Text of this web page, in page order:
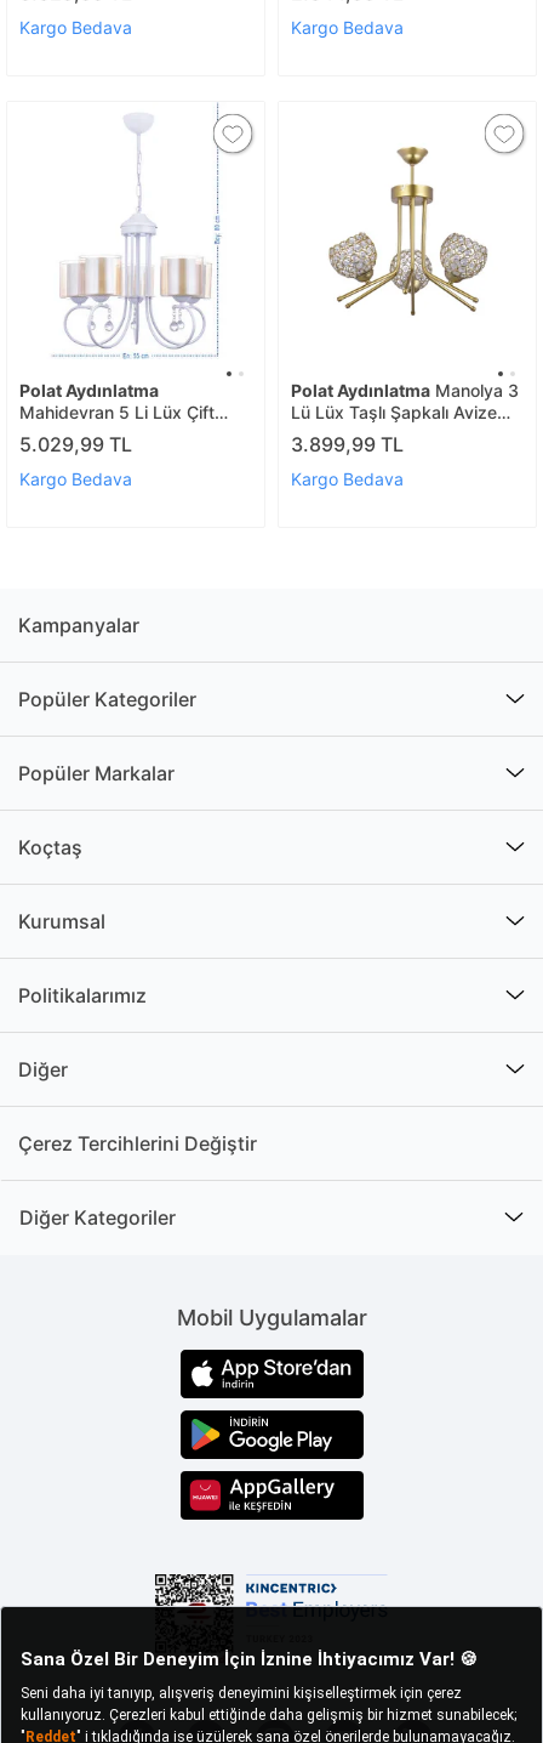
Kargo Bedava Kargo Bedava
Polat Aydınlatma
Mahidevran 5 Li Lüx Çift
Camlı Avize Beyaz
5.029,99 TL
Kargo Bedava
Polat Aydınlatma Manolya 3
Lü Lüx Taşlı Şapkalı Avize
Gold
3.899,99 TL
Kargo Bedava
Kampanyalar
Popüler Kategoriler
Popüler Markalar
Koçtaş
Kurumsal
Politikalarımız
Diğer
Çerez Tercihlerini Değiştir
Diğer Kategoriler
Mobil Uygulamalar